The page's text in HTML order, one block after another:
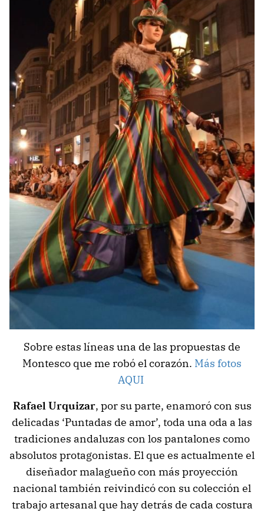
Sobre estas líneas una de las propuestas de
Montesco que me robó el corazón. Más fotos
AQUI
Rafael Urquizar, por su parte, enamoró con sus
delicadas ‘Puntadas de amor’, toda una oda a las
tradiciones andaluzas con los pantalones como
absolutos protagonistas. El que es actualmente el
diseñador malagueño con más proyección
nacional también reivindicó con su colección el
trabajo artesanal que hay detrás de cada costura